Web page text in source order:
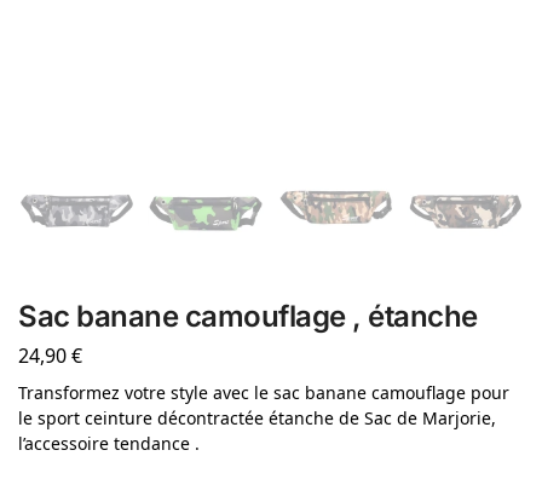
Sac banane camouflage , étanche
24,90€
Transformez votre style avec le sac banane camouflage pour
le sport ceinture décontractée étanche de Sac de Marjorie,
l’accessoire tendance .